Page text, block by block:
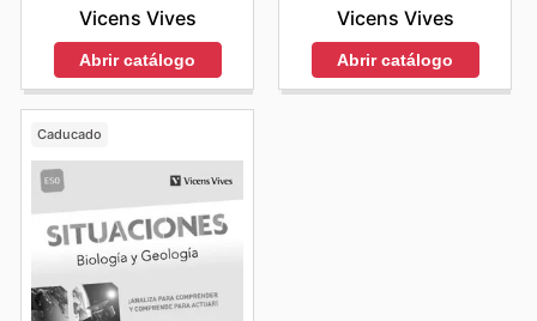
Vicens Vives
Abrir catálogo
Vicens Vives
Abrir catálogo
Caducado